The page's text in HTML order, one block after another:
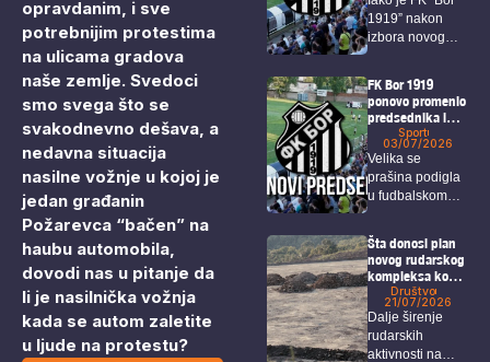
opravdanim, i sve
potrebnijim protestima
na ulicama gradova
naše zemlje. Svedoci
smo svega što se
svakodnevno dešava, a
nedavna situacija
nasilne vožnje u kojoj je
jedan građanin
Požarevca “bačen” na
haubu automobila,
dovodi nas u pitanje da
li je nasilnička vožnja
kada se autom zaletite
u ljude na protestu?
1919” nakon
izbora novog
FK Bor 1919
ponovo promenio
predsednika i
rukovodstvo
kluba
Sport
03/07/2026
Velika se
prašina podigla
u fudbalskom
je...
Šta donosi plan
novog rudarskog
kompleksa kod
Bora i Zaječara?
Društvo
21/07/2026
Dalje širenje
rudarskih
aktivnosti na